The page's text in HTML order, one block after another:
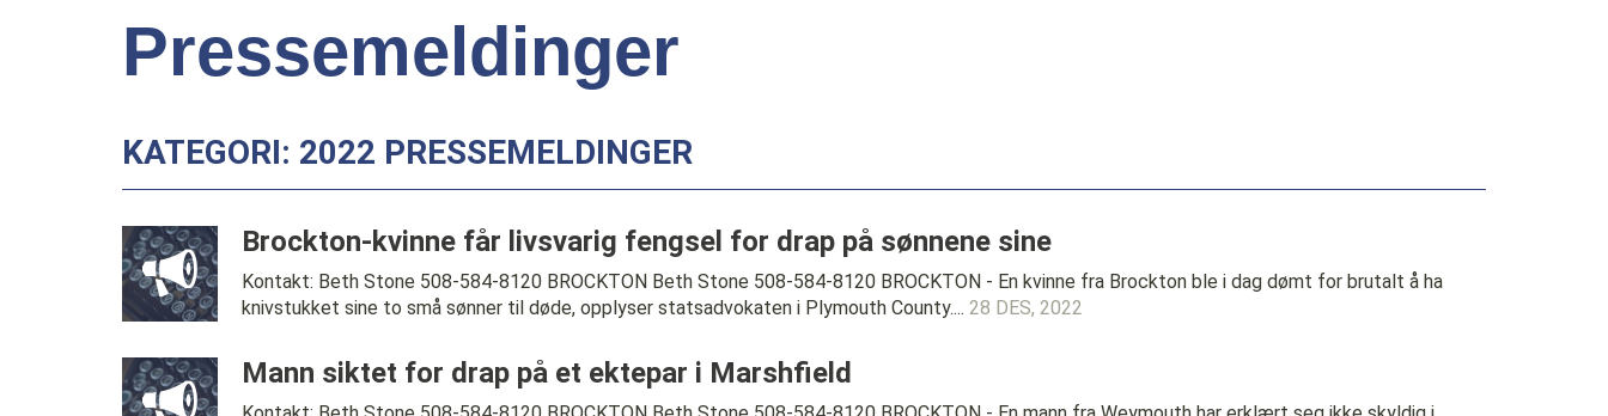
Pressemeldinger
KATEGORI: 2022 PRESSEMELDINGER
Brockton-kvinne får livsvarig fengsel for drap på sønnene sine
Kontakt: Beth Stone 508-584-8120 BROCKTON Beth Stone 508-584-8120 BROCKTON - En kvinne fra Brockton ble i dag dømt for brutalt å ha
knivstukket sine to små sønner til døde, opplyser statsadvokaten i Plymouth County.... 28 DES, 2022
Mann siktet for drap på et ektepar i Marshfield